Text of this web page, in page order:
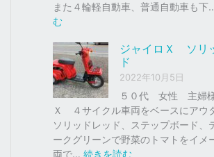
また４輪軽自動車、普通自動車も下
む:
ャ
イ
ロ
以
の
バ
イ
ジャイロＸ ソリ
ド
2022年10月5日
５０代 女性 主婦
Ｘ ４サイクル車両をベースにアウ
ソリッドレッド、ステップボード、
ークグリーンで野菜のトマトをイメ
両で… 続きを読む: